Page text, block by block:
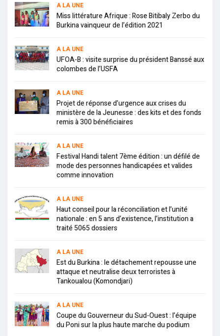
A LA UNE
Miss littérature Afrique : Rose Bitibaly Zerbo du
Burkina vainqueur de l’édition 2021
A LA UNE
UFOA-B : visite surprise du président Banssé aux
colombes de l’USFA
A LA UNE
Projet de réponse d’urgence aux crises du
ministère de la Jeunesse : des kits et des fonds
remis à 300 bénéficiaires
A LA UNE
Festival Handi talent 7ème édition : un défilé de
mode des personnes handicapées et valides
comme innovation
A LA UNE
Haut conseil pour la réconciliation et l’unité
nationale : en 5 ans d’existence, l’institution a
traité 5065 dossiers
A LA UNE
Est du Burkina : le détachement repousse une
attaque et neutralise deux terroristes à
Tankoualou (Komondjari)
A LA UNE
Coupe du Gouverneur du Sud-Ouest : l’équipe
du Poni sur la plus haute marche du podium